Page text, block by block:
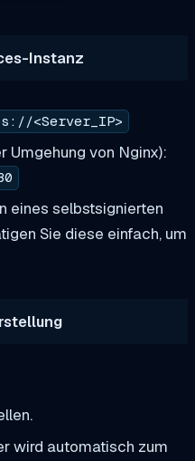
Instanz
<Server_IP>
Umgehung von Nginx):
eines selbstsignierten
Sie diese einfach, um
wird automatisch zum